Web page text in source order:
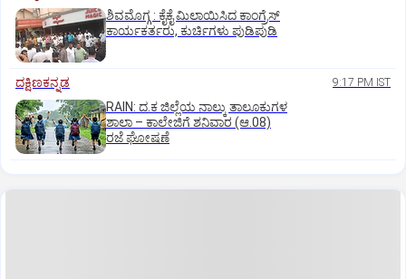
ಶಿವಮೊಗ್ಗ : ಕೈಕೈ ಮಿಲಾಯಿಸಿದ ಕಾಂಗ್ರೆಸ್
ಕಾರ್ಯಕರ್ತರು, ಕುರ್ಚಿಗಳು ಪುಡಿಪುಡಿ
ದಕ್ಷಿಣಕನ್ನಡ 9:17 PM IST
RAIN: ದ.ಕ ಜಿಲ್ಲೆಯ ನಾಲ್ಕು ತಾಲೂಕುಗಳ
ಶಾಲಾ – ಕಾಲೇಜಿಗೆ ಶನಿವಾರ (ಆ.08)
ರಜೆ ಘೋಷಣೆ